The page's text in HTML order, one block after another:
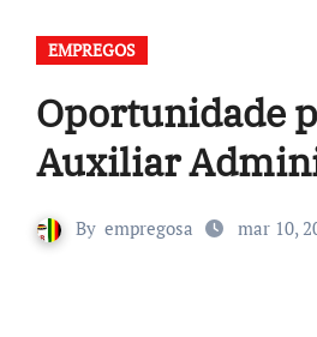
EMPREGOS
Oportunidade
Auxiliar
By empregosa mar 10,